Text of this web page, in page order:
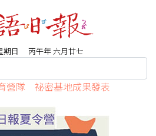
期日 丙午年 六月廿七
營隊 祕密基地成果發表